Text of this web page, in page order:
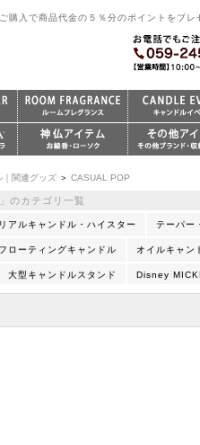
購入で商品代金の５％分のポイントをプレ
｜関連グッズ＞ CASUAL POP
のカテゴリ一覧
アルキャンドル・ハイスター テーパー
フローティングキャンドル オイルキャン
大型キャンドルスタンド Disney